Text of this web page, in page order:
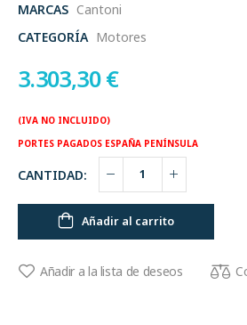
MARCAS Cantoni
CATEGORÍA Motores
3.303,30€
(IVA NO INCLUIDO)
PORTES PAGADOS ESPAÑA PENÍNSULA
CANTIDAD:
Añadir al carrito
Añadir a la lista de deseos